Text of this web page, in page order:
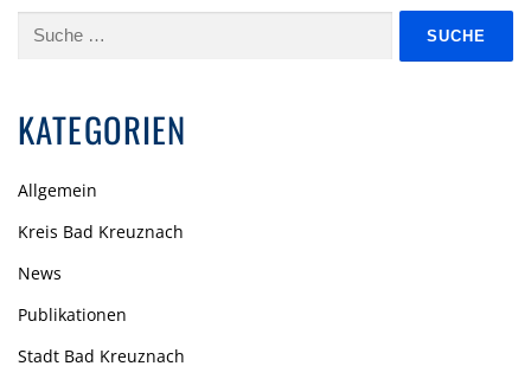
Suche
KATEGORIEN
Allgemein
Kreis Bad Kreuznach
News
Publikationen
Stadt Bad Kreuznach